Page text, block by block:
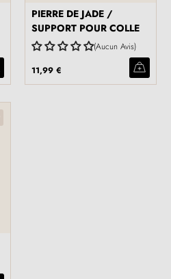
PIERRE DE JADE /
SUPPORT POUR COLLE
Aucun Avis
11,99 €